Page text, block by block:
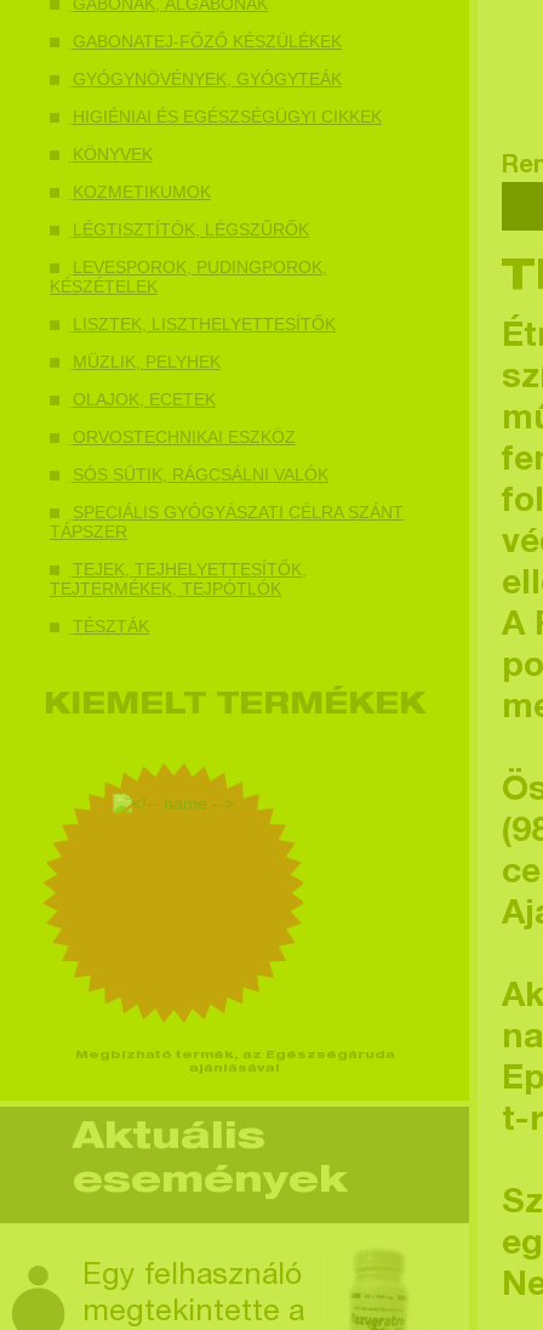
GABONATEJ-FŐZŐ KÉSZÜLÉKEK
GYÓGYNÖVÉNYEK, GYÓGYTEÁK
HIGIÉNIAI ÉS EGÉSZSÉGÜGYI CIKKEK
KÖNYVEK
KOZMETIKUMOK
LÉGTISZTÍTÓK, LÉGSZŰRŐK
LEVESPOROK, PUDINGPOROK,
KÉSZÉTELEK
LISZTEK, LISZTHELYETTESÍTŐK
MÜZLIK, PELYHEK
OLAJOK, ECETEK
ORVOSTECHNIKAI ESZKÖZ
SÓS SÜTIK, RÁGCSÁLNI VALÓK
SPECIÁLIS GYÓGYÁSZATI CÉLRA SZÁNT
TÁPSZER
TEJEK, TEJHELYETTESÍTŐK,
TEJTERMÉKEK, TEJPÓTLÓK
TÉSZTÁK
KIEMELT TERMÉKEK
Megbízható termék, az Egészségáruda
ajánlásával
Aktuális
események
Egy felhasználó
megtekintette a
A
t-